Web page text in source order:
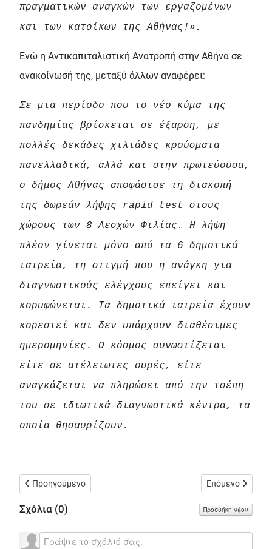
πραγματικών αναγκών των εργαζομένων
και των κατοίκων της Αθήνας!».
Ενώ η Αντικαπιταλιστική Ανατροπή στην Αθήνα σε
ανακοίνωσή της, μεταξύ άλλων αναφέρει:
Σε μια περίοδο που το νέο κύμα της
πανδημίας βρίσκεται σε έξαρση, με
πολλές δεκάδες χιλιάδες κρούσματα
πανελλαδικά, αλλά και στην πρωτεύουσα,
ο δήμος Αθήνας αποφάσισε τη διακοπή
της δωρεάν λήψης rapid test στους
χώρους των 8 Λεσχών Φιλίας. Η λήψη
πλέον γίνεται μόνο από τα 6 δημοτικά
ιατρεία, τη στιγμή που η ανάγκη για
διαγνωστικούς ελέγχους επείγει και
κορυφώνεται. Τα δημοτικά ιατρεία έχουν
κορεστεί και δεν υπάρχουν διαθέσιμες
ημερομηνίες. Ο κόσμος συνωστίζεται
είτε σε ατέλειωτες ουρές, είτε
αναγκάζεται να πληρώσει από την τσέπη
του σε ιδιωτικά διαγνωστικά κέντρα, τα
οποία θησαυρίζουν.
Προηγούμενο άρθρο: Εικόνα ολοσχερούς καταστροφής της
Προηγούμενο Επόμενο άρθρο:
Επόμενο
Σχόλια (0) Προσθήκη νέου